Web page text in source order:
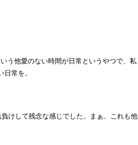
う他愛のない時間が日常というやつで、私
常を。
けして残念な感じでした。まぁ、これも他